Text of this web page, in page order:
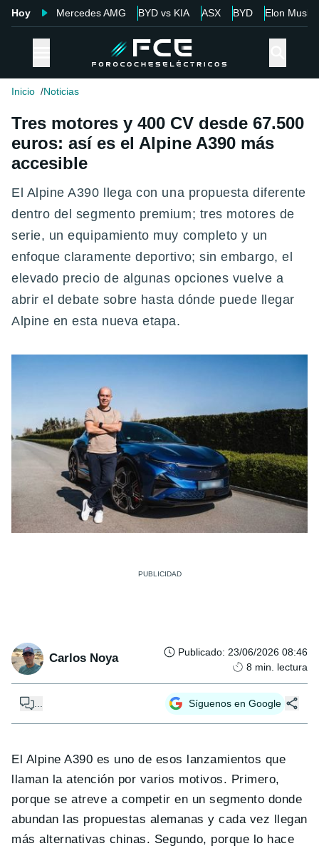
Hoy Mercedes AMG BYD vs KIA ASX BYD Elon Musk
Inicio Noticias
Tres motores y 400 CV desde 67.500
euros: así es el Alpine A390 más
accesible
El Alpine A390 llega con una propuesta diferente
dentro del segmento premium; tres motores de
serie, un equipamiento muy completo y un
enfoque claramente deportivo; sin embargo, el
elevado precio de algunas opciones vuelve a
abrir el debate sobre hasta dónde puede llegar
Alpine en esta nueva etapa.
Carlos Noya Publicado: 23/06/2026 08:46
8 min. lectura
Síguenos en Google
El Alpine A390 es uno de esos lanzamientos que
llaman la atención por varios motivos. Primero,
porque se atreve a competir en un segmento donde
abundan las propuestas alemanas y cada vez llegan
más alternativas chinas. Segundo, porque lo hace